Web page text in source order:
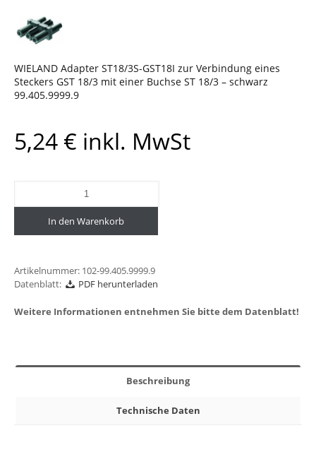
WIELAND Adapter ST18/3S-GST18I zur Verbindung eines
Steckers GST 18/3 mit einer Buchse ST 18/3 – schwarz
99.405.9999.9
5,24 € inkl. MwSt
In den Warenkorb
Artikelnummer: 102-99.405.9999.9
Datenblatt:
PDF herunterladen
Weitere Informationen entnehmen Sie bitte dem Datenblatt!
Beschreibung
Technische Daten